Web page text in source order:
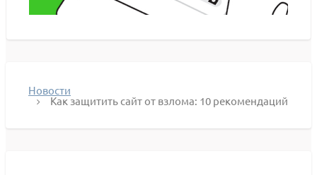
Новости
Как защитить сайт от взлома: 10 рекомендаций